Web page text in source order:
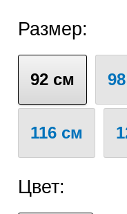
Размер:
92 см
116 см
Цвет: